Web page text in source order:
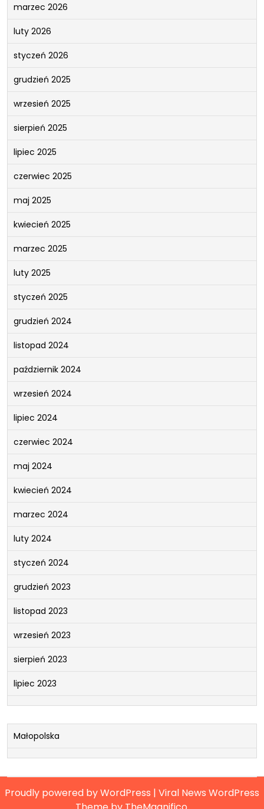
marzec 2026
luty 2026
styczeń 2026
grudzień 2025
wrzesień 2025
sierpień 2025
lipiec 2025
czerwiec 2025
maj 2025
kwiecień 2025
marzec 2025
luty 2025
styczeń 2025
grudzień 2024
listopad 2024
październik 2024
wrzesień 2024
lipiec 2024
czerwiec 2024
maj 2024
kwiecień 2024
marzec 2024
luty 2024
styczeń 2024
grudzień 2023
listopad 2023
wrzesień 2023
sierpień 2023
lipiec 2023
Małopolska
Proudly powered by WordPress | Viral News WordPress